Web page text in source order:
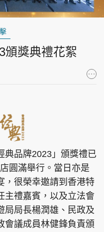
頒獎典禮花絮
典品牌2023」頒獎禮已
圓滿舉行。當日亦是
，很榮幸邀請到香港特
主禮嘉賓，以及立法會
局局長楊潤雄、民政及
會議成員林健鋒負責頒